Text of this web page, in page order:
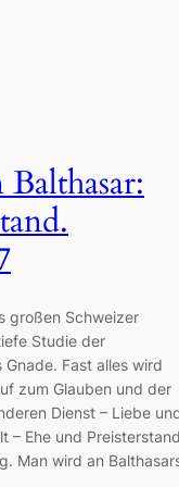
großen Schweizer
Studie der
Fast alles wird
zum Glauben und der
Dienst – Liebe
– Ehe und Preisterstand
Man wird an